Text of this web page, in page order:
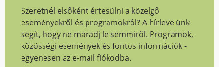
Szeretnél elsőként értesülni a közelgő
eseményekről és programokról? A hírlevelünk
segít, hogy ne maradj le semmiről. Programok,
közösségi események és fontos információk -
egyenesen az e-mail fiókodba.